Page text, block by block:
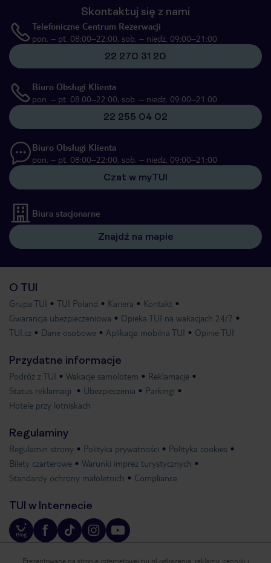
Skontaktuj się z nami
Telefoniczne Centrum Rezerwacji
pon. – pt. 08:00–22:00, sob. – niedz. 09:00–21:00
22 270 31 20
Biuro Obsługi Klienta
pon. – pt. 08:00–22:00, sob. – niedz. 09:00–21:00
22 255 04 02
Biuro Obsługi Klienta
pon. – pt. 08:00–22:00, sob. – niedz. 09:00–21:00
Czat w myTUI
Biura stacjonarne
Znajdź na mapie
O TUI
Grupa TUI TUI Poland Kariera
Kontakt
Gwarancja ubezpieczeniowa
Opieka TUI na wakacjach 24/7
TUI.cz
Dane osobowe Aplikacja mobilna TUI Opinie TUI
Przydatne informacje
Podróż z TUI Wakacje samolotem
Reklamacje
Status reklamacji
Ubezpieczenia
Parkingi
Hotele przy lotniskach
Regulaminy
Regulamin strony Polityka prywatności
Polityka cookies
Bilety czarterowe
Warunki imprez turystycznych
Standardy ochrony małoletnich
Compliance
TUI w Internecie
Prezentowane na stronie internetowej tui.pl ogłoszenia, reklamy, cenniki i